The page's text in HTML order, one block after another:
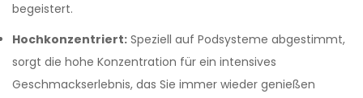
begeistert.
Hochkonzentriert: Speziell auf Podsysteme abgestimmt,
sorgt die hohe Konzentration für ein intensives
Geschmackserlebnis, das Sie immer wieder genießen